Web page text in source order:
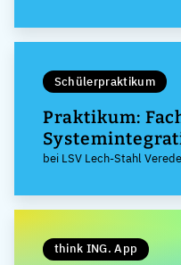
Schülerpraktikum
Praktikum:
bei LSV Lech-Stahl
think ING. App